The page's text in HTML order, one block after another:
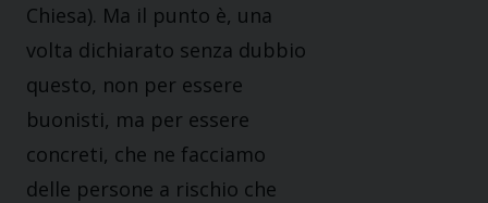
Chiesa). Ma il punto è, una
volta dichiarato senza dubbio
questo, non per essere
buonisti, ma per essere
concreti, che ne facciamo
delle persone a rischio che